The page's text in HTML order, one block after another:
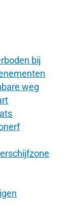
bij
weg